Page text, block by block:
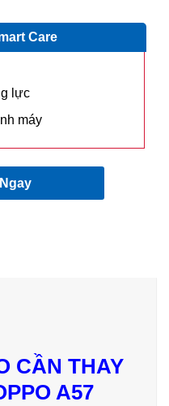
Care
lực
máy
CẦN THAY
A57